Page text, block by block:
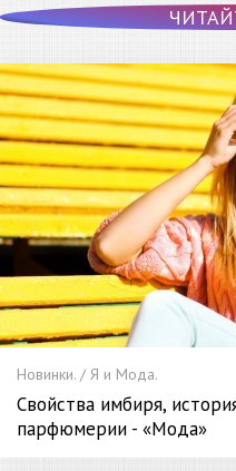
Новинки. / Я и Мода.
Свойства имбиря,
парфюмерии - «Мода»